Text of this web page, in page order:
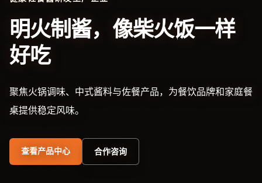
明火制酱，像柴火饭一样
好吃
聚焦火锅调味、中式酱料与佐餐产品，为餐饮品牌和家庭餐
桌提供稳定风味。
查看产品中心 合作咨询